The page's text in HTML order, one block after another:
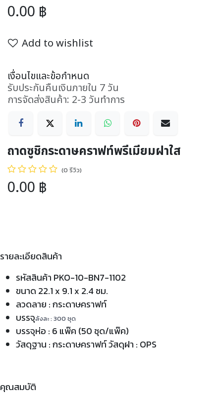
0.00 ฿
Add to wishlist
เงื่อนไขและข้อกำหนด
รับประกันคืนเงินภายใน 7 วัน
การจัดส่งสินค้า: 2-3 วันทำการ
ถาดซูชิกระดาษคราฟท์พรีเมียมฝาใส
(0 รีวิว)
0.00 ฿
รายละเอียดสินค้า
รหัสสินค้า PKO-10-BN7-1102
ขนาด 22.1 x 9.1 x 2.4 ซม.
ลวดลาย : กระดาษคราฟท์
บรรจุลังละ : 300 ชุด
บรรจุห่อ : 6 แพ๊ค (50 ชุด/แพ๊ค)
วัสดุฐาน : กระดาษคราฟท์ วัสดุฝา : OPS
คุณสมบัติ